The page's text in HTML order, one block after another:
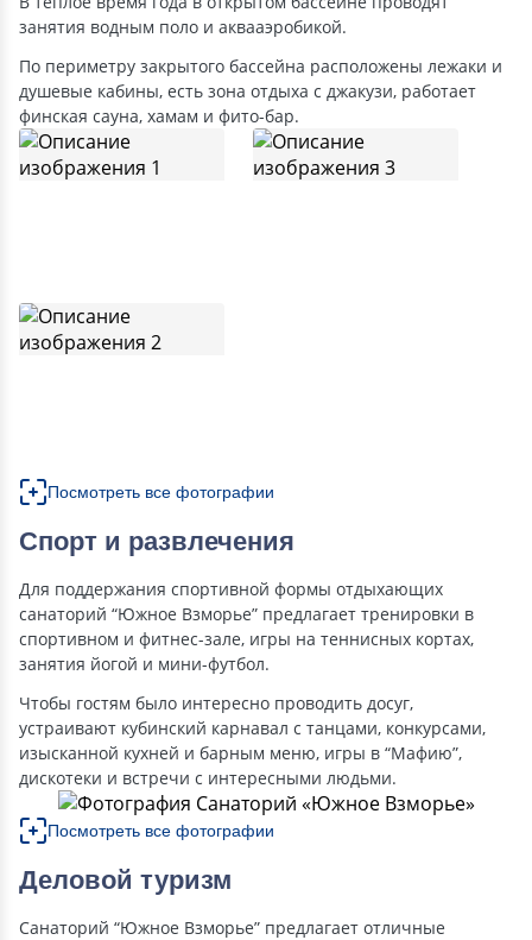
занятия водным поло и аквааэробикой.
По периметру закрытого бассейна расположены лежаки и
душевые кабины, есть зона отдыха с джакузи, работает
финская сауна, хамам и фито-бар.
Посмотреть все фотографии
Спорт и развлечения
Для поддержания спортивной формы отдыхающих
санаторий “Южное Взморье” предлагает тренировки в
спортивном и фитнес-зале, игры на теннисных кортах,
занятия йогой и мини-футбол.
Чтобы гостям было интересно проводить досуг,
устраивают кубинский карнавал с танцами, конкурсами,
изысканной кухней и барным меню, игры в “Мафию”,
дискотеки и встречи с интересными людьми.
Посмотреть все фотографии
Деловой туризм
Санаторий “Южное Взморье” предлагает отличные